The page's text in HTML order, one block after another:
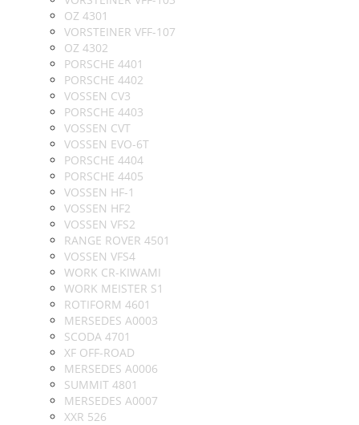
OZ 4301
VORSTEINER VFF-107
OZ 4302
PORSCHE 4401
PORSCHE 4402
VOSSEN CV3
PORSCHE 4403
VOSSEN CVT
VOSSEN EVO-6T
PORSCHE 4404
PORSCHE 4405
VOSSEN HF-1
VOSSEN HF2
VOSSEN VFS2
RANGE ROVER 4501
VOSSEN VFS4
WORK CR-KIWAMI
WORK MEISTER S1
ROTIFORM 4601
MERSEDES A0003
SCODA 4701
XF OFF-ROAD
MERSEDES A0006
SUMMIT 4801
MERSEDES A0007
XXR 526